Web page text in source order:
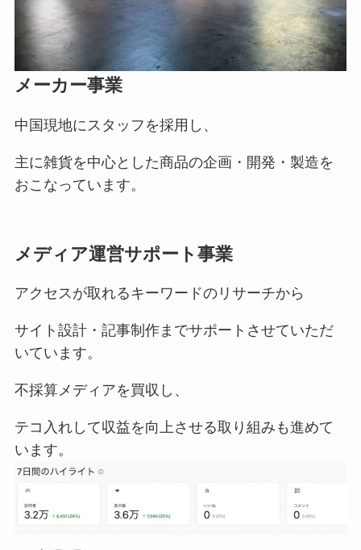
メーカー事業
中国現地にスタッフを採用し、
主に雑貨を中心とした商品の企画・開発・製造を
おこなっています。
メディア運営サポート事業
アクセスが取れるキーワードのリサーチから
サイト設計・記事制作までサポートさせていただ
いています。
不採算メディアを買収し、
テコ入れして収益を向上させる取り組みも進めて
います。